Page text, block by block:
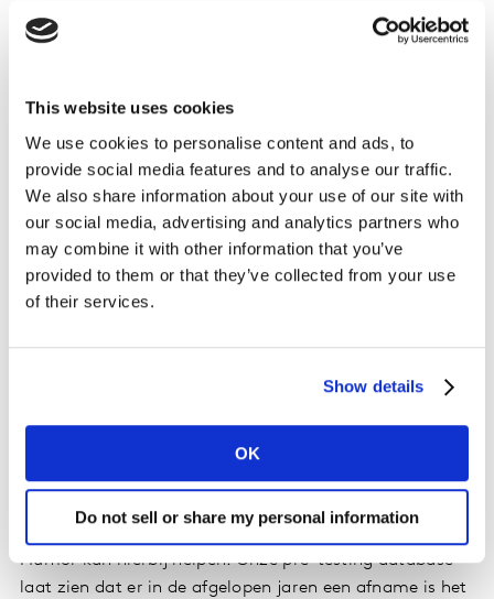
This website uses cookies
We use cookies to personalise content and ads, to
provide social media features and to analyse our traffic.
We also share information about your use of our site with
our social media, advertising and analytics partners who
may combine it with other information that you’ve
provided to them or that they’ve collected from your use
of their services.
Show details
OK
Do not sell or share my personal information
Een onderscheidend element kan veel meer zijn dan een
goed gebrande online campagne in Nederland is de
eeuwenoude concept van het ‘thuis’-gevoel wordt weer
aangesproken, sterk ondersteund door de Unox-
muziekcue, maar alles is in een nieuwe, moderne jas
Aansluiten bij culturele trends
content. Mensen gaan naar Instagram of TikTok om
zich te vermaken en content te bekijken die aansluit bij
hun belevingswereld. Een advertentie werkt beter als
deze in dat straatje past; ‘feel good’ advertenties doen
Humor kan hierbij helpen. Onze pre-testing database
laat zien dat er in de afgelopen jaren een afname is het